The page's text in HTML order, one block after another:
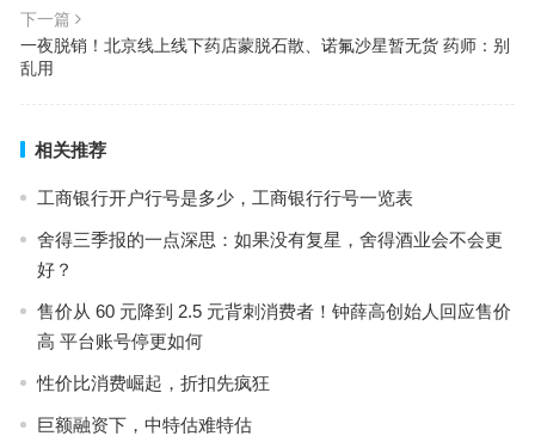
下一篇
一夜脱销！北京线上线下药店蒙脱石散、诺氟沙星暂无货 药师：别
乱用
相关推荐
工商银行开户行号是多少，工商银行行号一览表
舍得三季报的一点深思：如果没有复星，舍得酒业会不会更
好？
售价从 60 元降到 2.5 元背刺消费者！钟薛高创始人回应售价
高 平台账号停更如何
性价比消费崛起，折扣先疯狂
巨额融资下，中特估难特估